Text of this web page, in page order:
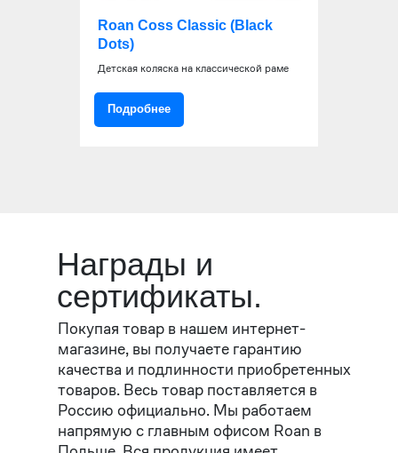
Roan Coss Classic (Black
Dots)
Детская коляска на классической раме
Подробнее
Покупая товар в нашем интернет-
магазине, вы получаете гарантию
качества и подлинности приобретенных
товаров. Весь товар поставляется в
Россию официально. Мы работаем
напрямую с главным офисом Roan в
Награды и
сертификаты.